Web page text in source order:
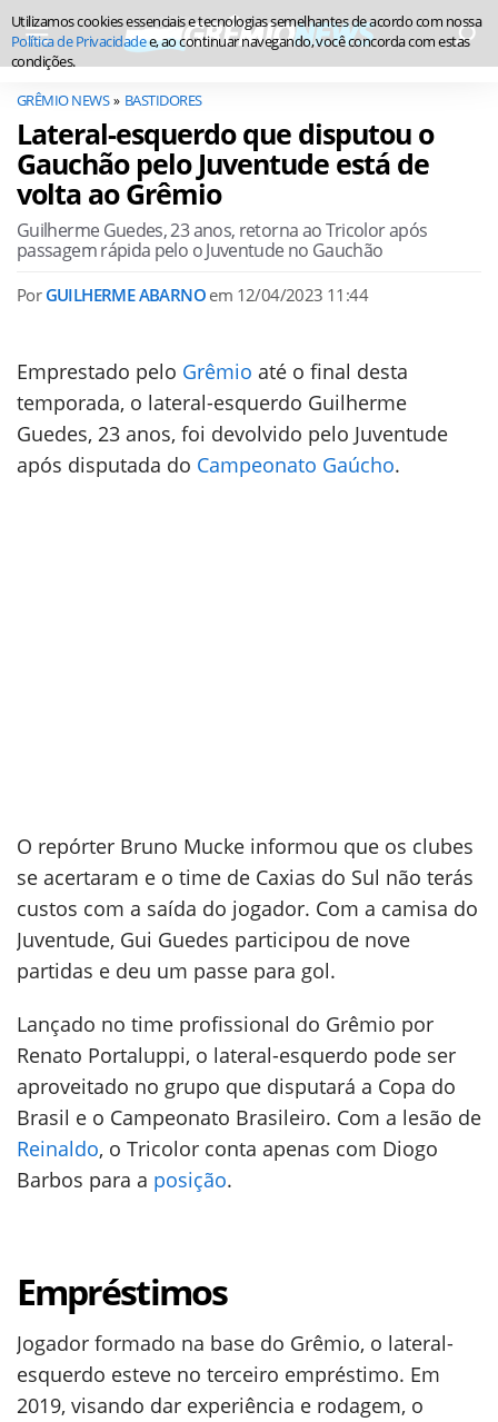
GRÊMIO NEWS BASTIDORES
Lateral-esquerdo que disputou o
Gauchão pelo Juventude está de
volta ao Grêmio
Guilherme Guedes, 23 anos, retorna ao Tricolor após
passagem rápida pelo o Juventude no Gauchão
Por GUILHERME ABARNO em 12/04/2023 11:44
Emprestado pelo Grêmio até o final desta
temporada, o lateral-esquerdo Guilherme
Guedes, 23 anos, foi devolvido pelo Juventude
após disputada do Campeonato Gaúcho.
O repórter Bruno Mucke informou que os clubes
se acertaram e o time de Caxias do Sul não terás
custos com a saída do jogador. Com a camisa do
Juventude, Gui Guedes participou de nove
partidas e deu um passe para gol.
Lançado no time profissional do Grêmio por
Renato Portaluppi, o lateral-esquerdo pode ser
aproveitado no grupo que disputará a Copa do
Brasil e o Campeonato Brasileiro. Com a lesão de
Reinaldo, o Tricolor conta apenas com Diogo
Barbos para a posição.
Empréstimos
Jogador formado na base do Grêmio, o lateral-
esquerdo esteve no terceiro empréstimo. Em
2019, visando dar experiência e rodagem, o
Utilizamos cookies essenciais e tecnologias semelhantes de acordo com nossa
Política de Privacidadee, ao continuar navegando, você concorda com estas
condições.